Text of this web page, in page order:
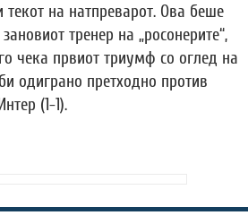
на натпреварот. Ова беше
тренер на „росонерите“,
чека првиот триумф со оглед на
одиграно претходно против
(1-1).